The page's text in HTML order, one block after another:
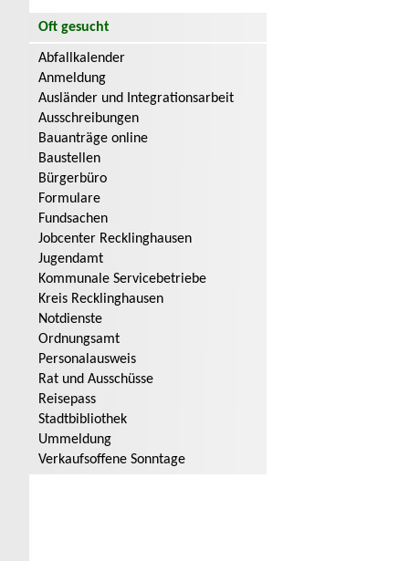
Oft gesucht
Abfallkalender
Anmeldung
Ausländer und Integrationsarbeit
Ausschreibungen
Bauanträge online
Baustellen
Bürgerbüro
Formulare
Fundsachen
Jobcenter Recklinghausen
Jugendamt
Kommunale Servicebetriebe
Kreis Recklinghausen
Notdienste
Ordnungsamt
Personalausweis
Rat und Ausschüsse
Reisepass
Stadtbibliothek
Ummeldung
Verkaufsoffene Sonntage